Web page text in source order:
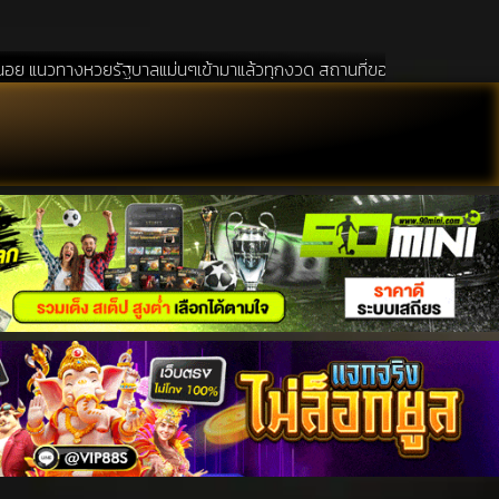
รัฐบาลแม่นๆเข้ามาแล้วทุกงวด สถานที่ขอหวยเป็นสถานที่ ที่ได้รับ